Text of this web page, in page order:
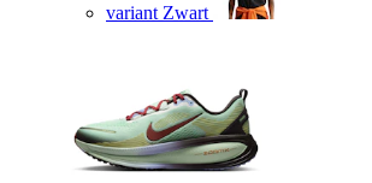
variant Zwart